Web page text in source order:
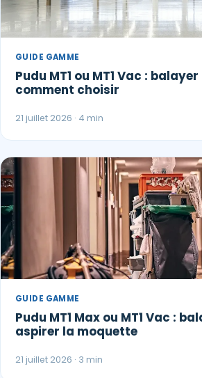
GUIDE GAMME
Pudu MT1 ou MT1 Vac :
comment choisir
21 juillet 2026 · 4 min
GUIDE GAMME
Pudu MT1 Max ou MT1 Vac :
aspirer la moquette
21 juillet 2026 · 3 min